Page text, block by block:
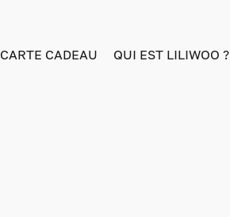
CARTE CADEAU QUI EST LILIWOO ?